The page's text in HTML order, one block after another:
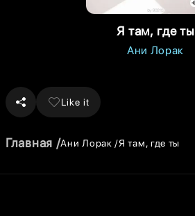
Я там, где ты
Ани Лорак
Like it
Главная Ани Лорак Я там, где ты